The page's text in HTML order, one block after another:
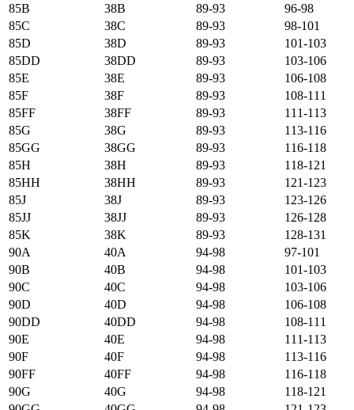
85B
38B 89-93
96-98
85C
38C 89-93
98-101
85D
38D 89-93
101-103
85DD
38DD 89-93
103-106
85E
38E 89-93
106-108
85F
38F 89-93
108-111
85FF
38FF 89-93
111-113
85G
38G 89-93
113-116
85GG
38GG 89-93
116-118
85H
38H 89-93
118-121
85HH
38HH 89-93
121-123
85J
38J 89-93
123-126
85JJ
38JJ 89-93
126-128
85K
38K 89-93
128-131
90А
40А 94-98
97-101
90B
40B 94-98
101-103
90C
40C 94-98
103-106
90D
40D 94-98
106-108
90DD
40DD 94-98
108-111
90E
40E 94-98
111-113
90F
40F 94-98
113-116
90FF
40FF 94-98
116-118
90G
40G 94-98
118-121